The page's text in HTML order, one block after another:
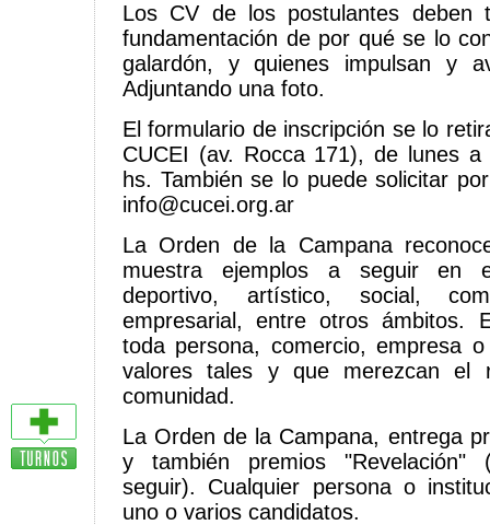
Los CV de los postulantes deben
fundamentación de por qué se lo
galardón, y quienes impulsan y
Adjuntando una foto.
El formulario de inscripción se lo
CUCEI (av. Rocca 171), de lunes
hs. También se lo puede solicitar
info@cucei.org.ar
La Orden de la Campana
muestra ejemplos a seguir en
deportivo, artístico, social,
empresarial, entre otros ámbitos.
toda persona, comercio, empresa
valores tales y que merezcan el
comunidad.
La Orden de la Campana, entrega
y también premios "Revelación"
seguir). Cualquier persona o
uno o varios candidatos.